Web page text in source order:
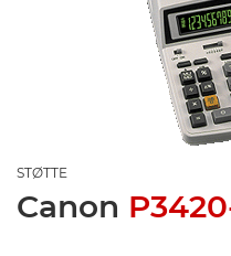
STØTTE
Canon